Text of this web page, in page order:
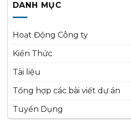
DANH MỤC
Hoạt Động Công ty
Kiến Thức
Tài liệu
Tổng hợp các bài viết dự án
Tuyển Dụng